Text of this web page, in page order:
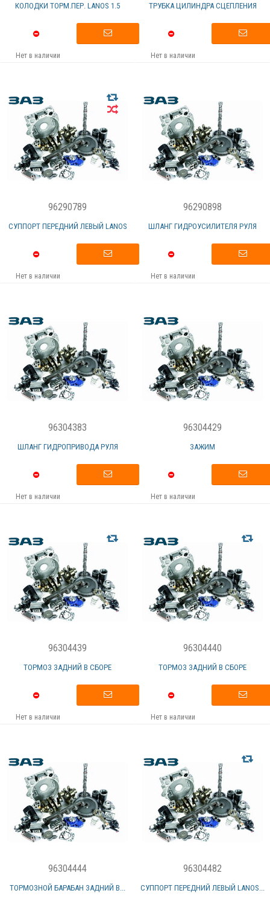
КОЛОДКИ ТОРМ.ПЕР. LANOS 1.5
Нет в наличии
ТРУБКА ЦИЛИНДРА СЦЕПЛЕНИЯ
Нет в наличии
96290789
СУППОРТ ПЕРЕДНИЙ ЛЕВЫЙ LANOS
Нет в наличии
96290898
ШЛАНГ ГИДРОУСИЛИТЕЛЯ РУЛЯ
Нет в наличии
96304383
ШЛАНГ ГИДРОПРИВОДА РУЛЯ
Нет в наличии
96304429
ЗАЖИМ
Нет в наличии
96304439
ТОРМОЗ ЗАДНИЙ В СБОРЕ
Нет в наличии
96304440
ТОРМОЗ ЗАДНИЙ В СБОРЕ
Нет в наличии
96304444
ТОРМОЗНОЙ БАРАБАН ЗАДНИЙ В...
96304482
СУППОРТ ПЕРЕДНИЙ ЛЕВЫЙ LANOS...